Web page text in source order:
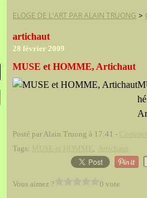
ELOGE DE L'ART PAR ALAIN TRUONG >
artichaut
28 février 2009
MUSE et HOMME, Artichaut
Posté par Alain Truong à 17:41 -
Tags:
,
Vous aimez ? 0 vote